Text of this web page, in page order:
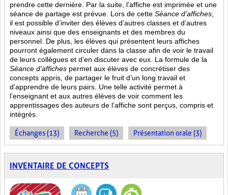
prendre cette dernière. Par la suite, l’affiche est imprimée et une
séance de partage est prévue. Lors de cette Séance d’affiches
il est possible d’inviter des élèves d’autres classes et d’autres
niveaux ainsi que des enseignants et des membres du
personnel. De plus, les élèves qui présentent leurs affiches
pourront également circuler dans la classe afin de voir le travail
de leurs collègues et d’en discuter avec eux. La formule de la
Séance d’affiches permet aux élèves de concrétiser des
concepts appris, de partager le fruit d’un long travail et
d’apprendre de leurs pairs. Une telle activité permet à
l’enseignant et aux autres élèves de voir comment les
apprentissages des auteurs de l’affiche sont perçus, compris et
intégrés.
Échanges (13) Recherche (5) Présentation orale (3)
INVENTAIRE DE CONCEPTS